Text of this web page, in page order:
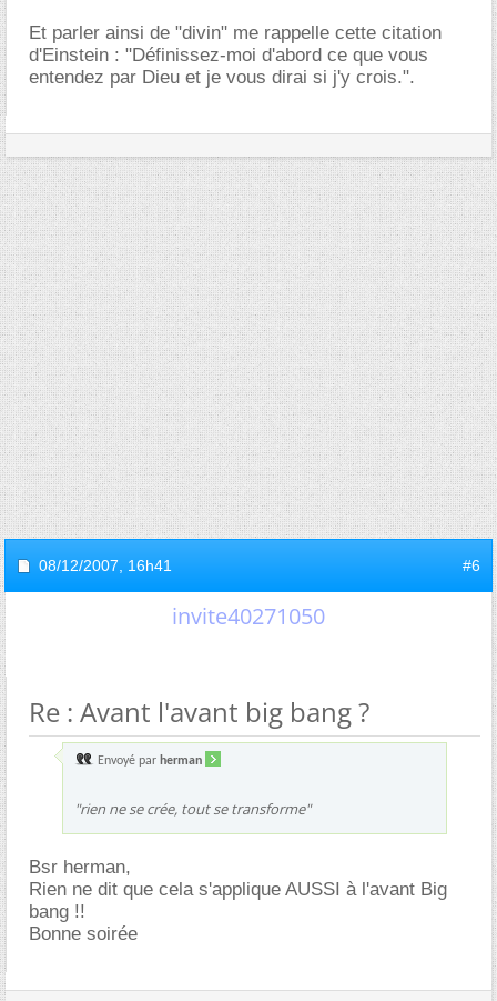
Et parler ainsi de "divin" me rappelle cette citation
d'Einstein : "Définissez-moi d'abord ce que vous
entendez par Dieu et je vous dirai si j'y crois.".
08/12/2007, 16h41 #6
invite40271050
Re : Avant l'avant big bang ?
Envoyé par herman
"rien ne se crée, tout se transforme"
Bsr herman,
Rien ne dit que cela s'applique AUSSI à l'avant Big
bang !!
Bonne soirée